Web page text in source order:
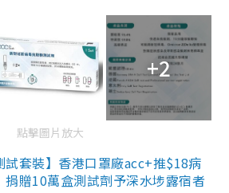
+2
點擊圖片放大
試套裝】香港口罩廠acc+推$18病
贈10萬盒測試劑予深水埗露宿者